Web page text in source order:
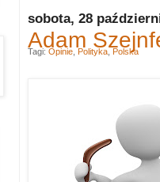
sobota, 28
Adam
Tagi: Opinie Polityka Polska